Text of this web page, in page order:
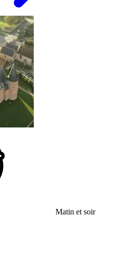
Matin et soir